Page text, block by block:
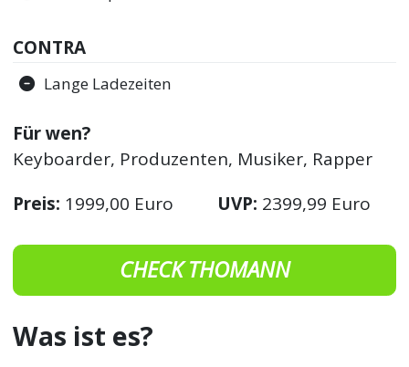
CONTRA
Lange Ladezeiten
Für wen?
Keyboarder, Produzenten, Musiker, Rapper
Preis: 1999,00 Euro UVP: 2399,99 Euro
CHECK THOMANN
Was ist es?